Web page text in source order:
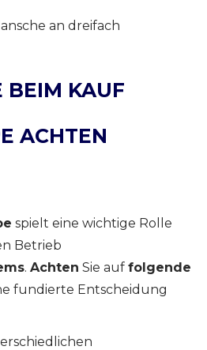
an dreifach
BEIM KAUF
ACHTEN
spielt eine wichtige Rolle
Betrieb
. Achten Sie auf folgende
fundierte Entscheidung